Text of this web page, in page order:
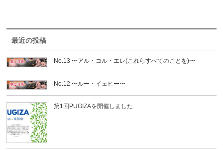
最近の投稿
No.13 〜アル・コル・エレ(これらすべてのことを)〜
No.12 〜ルー・イェヒー〜
第1回PUGIZAを開催しました